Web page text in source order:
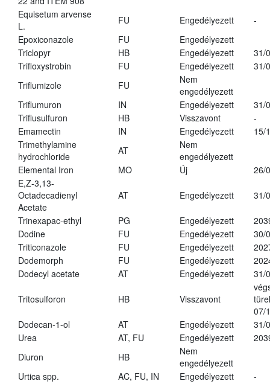
Equisetum arvense
L.
FU Engedélyezett
-
Epoxiconazole
FU
Engedélyezett
Triclopyr
HB Engedélyezett
31/
Trifloxystrobin
FU Engedélyezett
31/
Triflumizole
FU
Nem
engedélyezett
Triflumuron
IN Engedélyezett
31/
Triflusulfuron
HB Visszavont
-
Emamectin
IN Engedélyezett
15/
Trimethylamine
hydrochloride
AT
Nem
engedélyezett
Elemental Iron
MO Új
26/
E,Z-3,13-
Octadecadienyl
Acetate
AT Engedélyezett 31/
Trinexapac-ethyl PG Engedélyezett
Dodine
FU Engedélyezett
30/
Triticonazole
FU Engedélyezett
Dodemorph
FU Engedélyezett
Dodecyl acetate
AT Engedélyezett 31/
Tritosulforon HB Visszavont
07/
Dodecan-1-ol
AT Engedélyezett
31/
Urea
AT, FU Engedélyezett
Diuron
HB
Nem
engedélyezett
Urtica spp.
AC, FU, IN Engedélyezett
-